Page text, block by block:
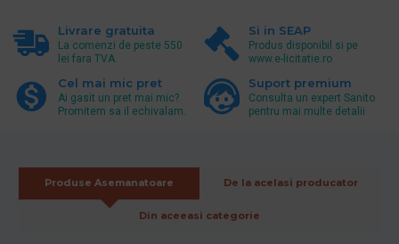
Livrare gratuita
La comenzi de peste 550
lei fara TVA.
Si in SEAP
Produs disponibil si pe
www.e-licitatie.ro
Cel mai mic pret
Ai gasit un pret mai mic?
Promitem sa il echivalam.
Suport premium
Consulta un expert Sanito
pentru mai multe detalii
Produse Asemanatoare De la acelasi producator
Din aceeasi categorie